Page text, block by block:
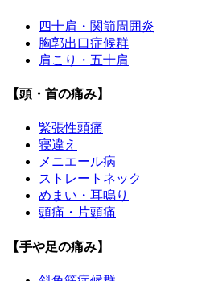
四十肩・関節周囲炎
胸郭出口症候群
肩こり・五十肩
【頭・首の痛み】
緊張性頭痛
寝違え
メニエール病
ストレートネック
めまい・耳鳴り
頭痛・片頭痛
【手や足の痛み】